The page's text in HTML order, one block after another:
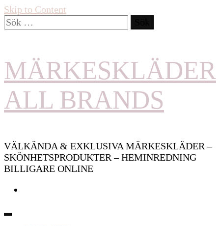
Skip to Content
Sök
efter:
MÄRKESKLÄDER
ALL BRANDS
VÄLKÄNDA & EXKLUSIVA MÄRKESKLÄDER –
SKÖNHETSPRODUKTER – HEMINREDNING
BILLIGARE ONLINE